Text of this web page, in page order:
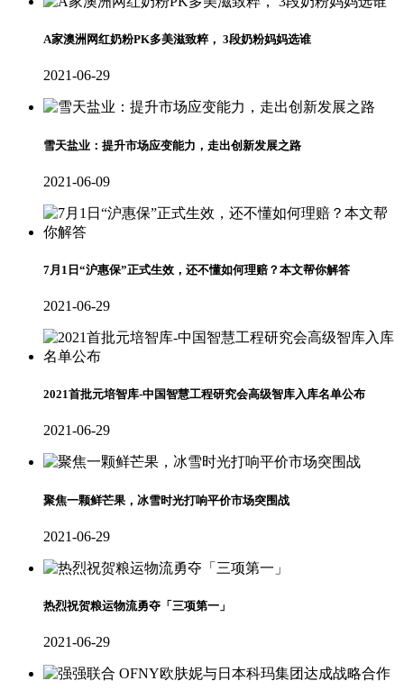
A家澳洲网红奶粉PK多美滋致粹， 3段奶粉妈妈选谁
2021-06-29
雪天盐业：提升市场应变能力，走出创新发展之路
2021-06-09
7月1日“沪惠保”正式生效，还不懂如何理赔？本文帮你解答
2021-06-29
2021首批元培智库-中国智慧工程研究会高级智库入库名单公布
2021-06-29
聚焦一颗鲜芒果，冰雪时光打响平价市场突围战
2021-06-29
热烈祝贺粮运物流勇夺「三项第一」
2021-06-29